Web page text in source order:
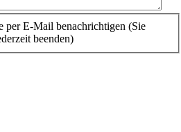
per E-Mail benachrichtigen (Sie
beenden)